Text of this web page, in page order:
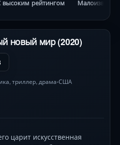
высоким рейтингом
новый мир (2020)
, триллер, драма•США
царит искусственная